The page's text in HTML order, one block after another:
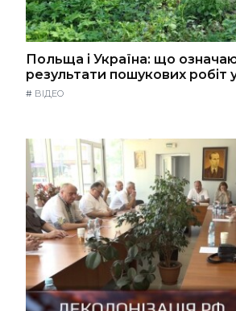
Польща і Україна: що
результати пошукових робіт
# ВІДЕО